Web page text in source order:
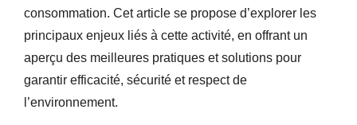
consommation. Cet article se propose d’explorer les
principaux enjeux liés à cette activité, en offrant un
aperçu des meilleures pratiques et solutions pour
garantir efficacité, sécurité et respect de
l’environnement.